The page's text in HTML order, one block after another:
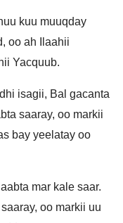
kuu muuqday
oo ah Ilaahii
Yacquub.
isagii, Bal gacanta
saaray, oo markii
bay yeelatay oo
mar kale saar.
oo markii uu